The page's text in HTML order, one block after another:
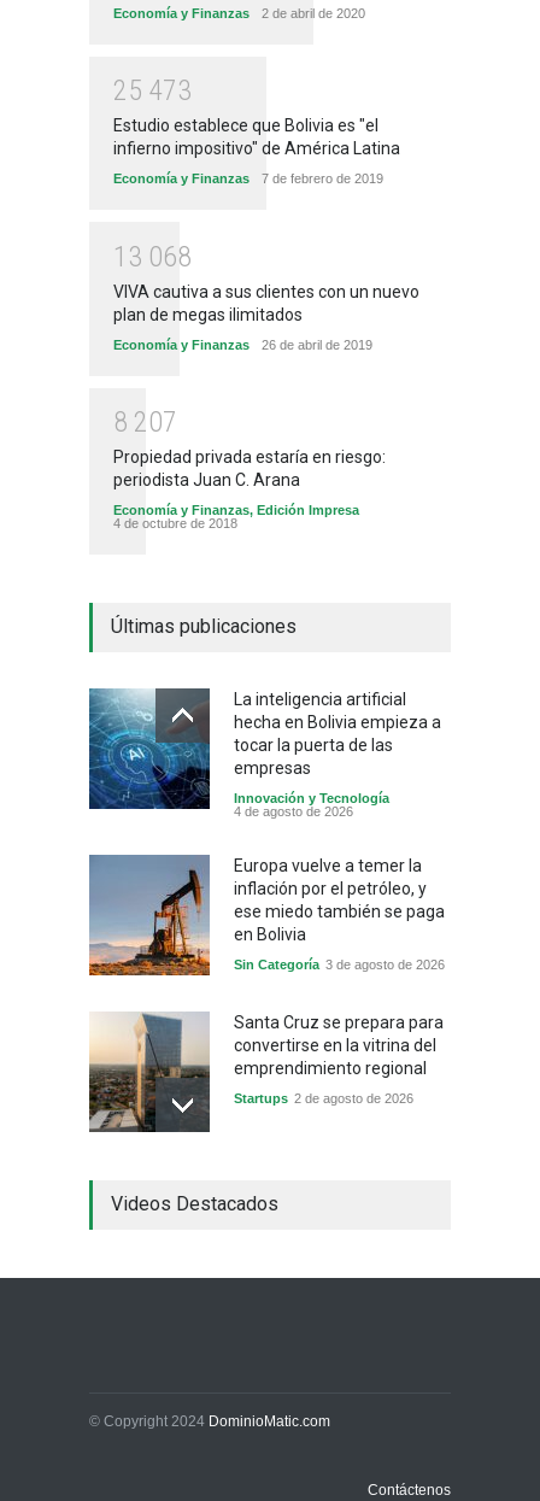
Economía y Finanzas 2 de abril de 2020
25 473
Estudio establece que Bolivia es "el
infierno impositivo" de América Latina
Economía y Finanzas 7 de febrero de 2019
1 3 068
VIVA cautiva a sus clientes con un nuevo
plan de megas ilimitados
Economía y Finanzas 26 de abril de 2019
8 207
Propiedad privada estaría en riesgo:
periodista Juan C. Arana
Economía y Finanzas, Edición Impresa
4 de octubre de 2018
Últimas publicaciones
La inteligencia artificial
hecha en Bolivia empieza a
tocar la puerta de las
empresas
Innovación y Tecnología
4 de agosto de 2026
Europa vuelve a temer la
inflación por el petróleo, y
ese miedo también se paga
en Bolivia
Sin Categoría 3 de agosto de 2026
Santa Cruz se prepara para
convertirse en la vitrina del
emprendimiento regional
Startups 2 de agosto de 2026
industrial y el golpe puede
Sin Categoría 1 de agosto de 2026
Videos Destacados
© Copyright 2024 DominioMatic.com
Contáctenos